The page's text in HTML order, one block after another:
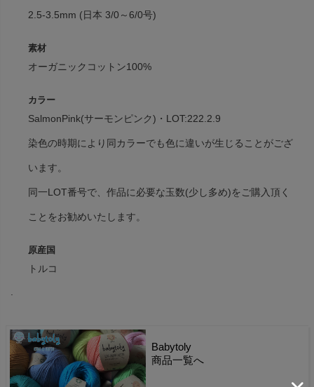
2.5-3.5mm (日本 3/0～6/0号)
素材
オーガニックコットン100%
カラー
SalmonPink(サーモンピンク)・LOT:222.2.9
染色の時期により同カラーでも色に違いが生じることがござ
います。
同一LOT番号で、作品に必要な玉数(少し多め)をご購入頂く
ことをお勧めいたします。
原産国
トルコ
Babytoly
商品一覧へ